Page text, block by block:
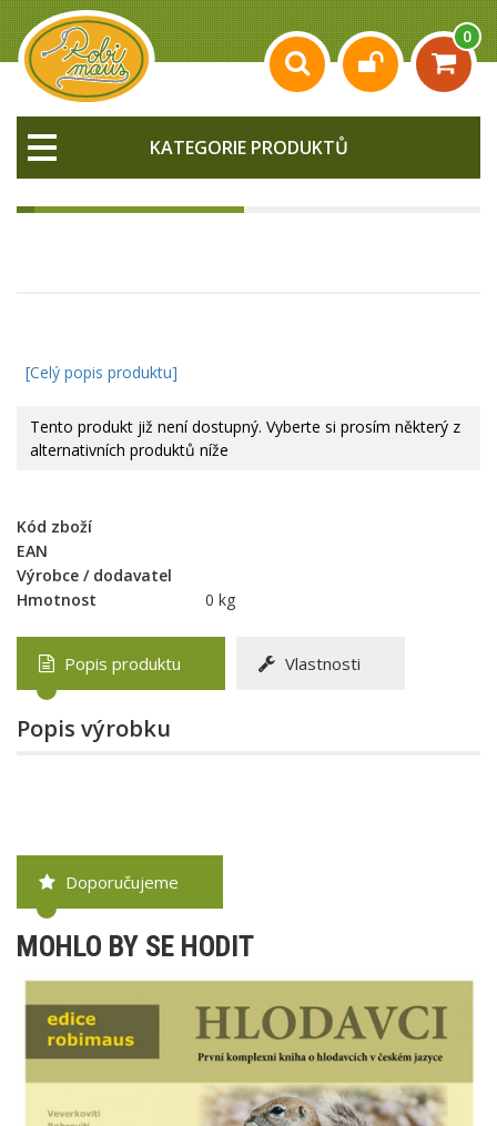
0
KATEGORIE PRODUKTŮ
[Celý popis produktu]
Tento produkt již není dostupný. Vyberte si prosím některý z
alternativních produktů níže
Kód zboží
EAN
Výrobce / dodavatel
Hmotnost
0 kg
Popis produktu Vlastnosti
Popis výrobku
Doporučujeme
MOHLO BY SE HODIT